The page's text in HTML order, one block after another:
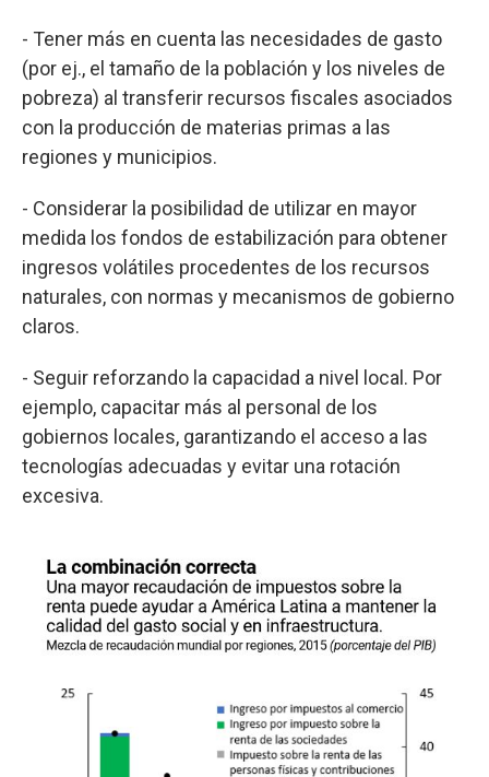
- Tener más en cuenta las necesidades de gasto
(por ej., el tamaño de la población y los niveles de
pobreza) al transferir recursos fiscales asociados
con la producción de materias primas a las
regiones y municipios.
- Considerar la posibilidad de utilizar en mayor
medida los fondos de estabilización para obtener
ingresos volátiles procedentes de los recursos
naturales, con normas y mecanismos de gobierno
claros.
- Seguir reforzando la capacidad a nivel local. Por
ejemplo, capacitar más al personal de los
gobiernos locales, garantizando el acceso a las
tecnologías adecuadas y evitar una rotación
excesiva.